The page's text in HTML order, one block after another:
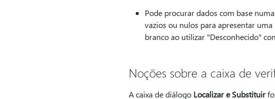
Pode procurar dados com base
vazios ou nulos para apresentar
branco ao utilizar "Desconhecido"
Noções sobre a caixa de
A caixa de diálogo Localizar e Substituir